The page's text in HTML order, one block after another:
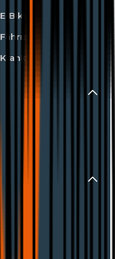
E-Bike
Fahrrad
Kranken